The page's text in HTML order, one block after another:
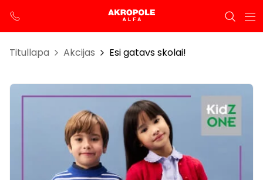
Titullapa Akcijas Esi gatavs skolai!